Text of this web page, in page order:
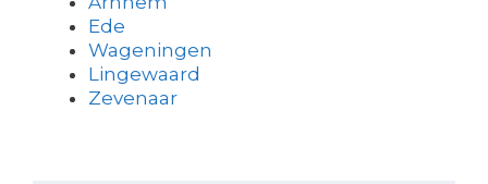
Ede
Wageningen
Lingewaard
Zevenaar